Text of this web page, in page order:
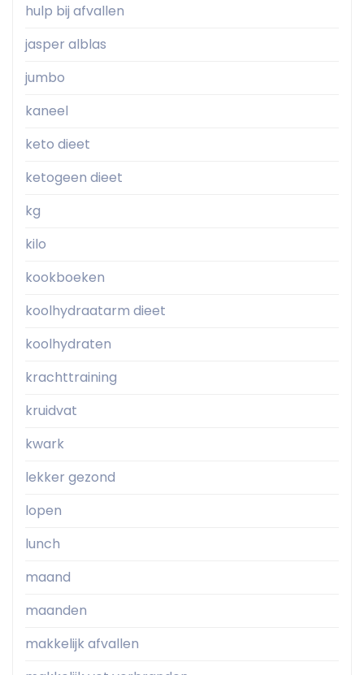
hulp bij afvallen
jasper alblas
jumbo
kaneel
keto dieet
ketogeen dieet
kg
kilo
kookboeken
koolhydraatarm dieet
koolhydraten
krachttraining
kruidvat
kwark
lekker gezond
lopen
lunch
maand
maanden
makkelijk afvallen